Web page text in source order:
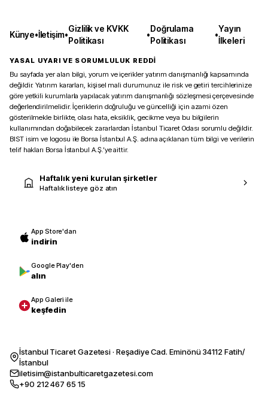
Künye•İletişim•
Gizlilik ve KVKK
Politikası
•
Doğrulama
Politikası
•
Yayın
İlkeleri
YASAL UYARI VE SORUMLULUK REDDİ
Bu sayfada yer alan bilgi, yorum ve içerikler yatırım danışmanlığı kapsamında
değildir. Yatırım kararları, kişisel mali durumunuz ile risk ve getiri tercihlerinize
göre yetkili kurumlarla yapılacak yatırım danışmanlığı sözleşmesi çerçevesinde
değerlendirilmelidir. İçeriklerin doğruluğu ve güncelliği için azami özen
gösterilmekle birlikte, olası hata, eksiklik, gecikme veya bu bilgilerin
kullanımından doğabilecek zararlardan İstanbul Ticaret Odası sorumlu değildir.
BIST isim ve logosu ile Borsa İstanbul A.Ş. adına açıklanan tüm bilgi ve verilerin
telif hakları Borsa İstanbul A.Ş.’ye aittir.
Haftalık yeni kurulan şirketler
Haftalık listeye göz atın
App Store'dan
indirin
Google Play'den
alın
App Galeri ile
keşfedin
İstanbul Ticaret Gazetesi · Reşadiye Cad. Eminönü 34112 Fatih/
İstanbul
iletisim@istanbulticaretgazetesi.com
+90 212 467 65 15